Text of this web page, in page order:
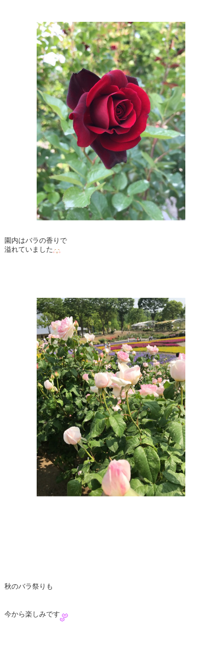
園内はバラの香りで
溢れていました
秋のバラ祭りも
今から楽しみです